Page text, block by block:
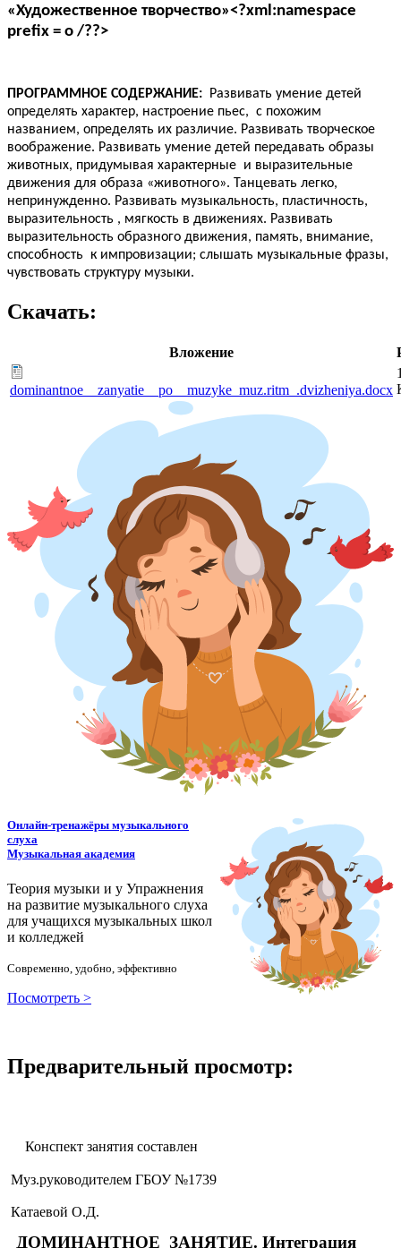
«Художественное творчество»<?xml:namespace
prefix = o /??>
ПРОГРАММНОЕ СОДЕРЖАНИЕ:
Развивать умение детей
определять характер, настроение пьес, с похожим
названием, определять их различие. Развивать творческое
воображение. Развивать умение детей передавать образы
животных, придумывая характерные и выразительные
движения для образа «животного». Танцевать легко,
непринужденно. Развивать музыкальность, пластичность,
выразительность , мягкость в движениях. Развивать
выразительность образного движения, память, внимание,
способность
к импровизации; слышать музыкальные фразы,
чувствовать структуру музыки.
Скачать:
Вложение
dominantnoe__zanyatie__po__muzyke_muz.ritm_.dvizheniya.docx
Онлайн-тренажёры музыкального
слуха
Музыкальная академия
Теория музыки и у Упражнения
на развитие музыкального слуха
для учащихся музыкальных школ
и колледжей
Современно, удобно, эффективно
Посмотреть >
Предварительный просмотр:
Конспект занятия составлен
Муз.руководителем ГБОУ №1739
Катаевой О.Д.
ДОМИНАНТНОЕ ЗАНЯТИЕ. Интеграция